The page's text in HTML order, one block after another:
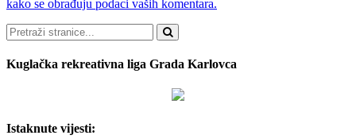
kako se obrađuju podaci vaših komentara.
Pretraži
Kuglačka rekreativna liga Grada Karlovca
Istaknute vijesti: